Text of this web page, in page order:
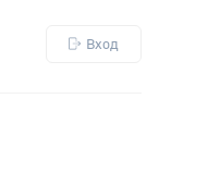
Вход